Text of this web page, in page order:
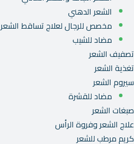
الشعر الدهني
مخصص للرجال لعلاج تساقط الشعر
مضاد للشيب
تصفيف الشعر
تغذية الشعر
سيروم الشعر
مضاد للقشرة
صبغات الشعر
علاج الشعر وفروة الرأس
كريم مرطب للشعر